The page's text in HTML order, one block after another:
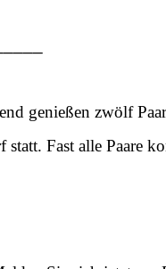
genießen zwölf
Fast alle Paare